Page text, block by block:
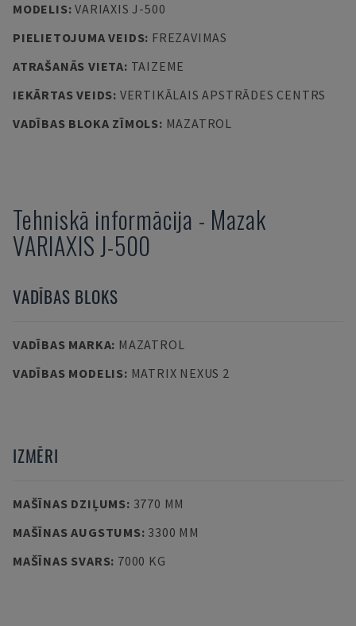
MODELIS:VARIAXIS J-500
PIELIETOJUMA VEIDS: FREZAVIMAS
ATRAŠANĀS VIETA: TAIZEME
IEKĀRTAS VEIDS: VERTIKĀLAIS APSTRĀDES CENTRS
VADĪBAS BLOKA ZĪMOLS: MAZATROL
Tehniskā informācija - Mazak
VARIAXIS J-500
VADĪBAS BLOKS
VADĪBAS MARKA: MAZATROL
VADĪBAS MODELIS: MATRIX NEXUS 2
IZMĒRI
MAŠĪNAS DZIĻUMS: 3770 MM
MAŠĪNAS AUGSTUMS: 3300 MM
MAŠĪNAS SVARS: 7000 KG